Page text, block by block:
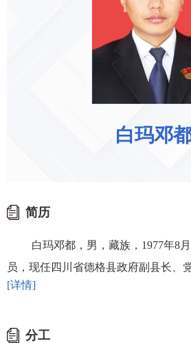
白玛邓
简历
白玛邓都，男，藏族，1977年8
员，现任四川省德格县政府副县长、
[详情]
分工